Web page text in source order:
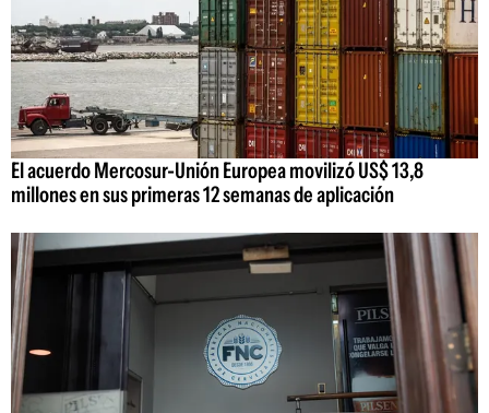
El acuerdo Mercosur-Unión Europea movilizó US$ 13,8
millones en sus primeras 12 semanas de aplicación